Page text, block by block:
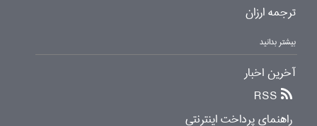
ترجمه ارزان
بیشتر بدانید
آخرین اخبار
RSS
راهنمای پرداخت اینترنتی